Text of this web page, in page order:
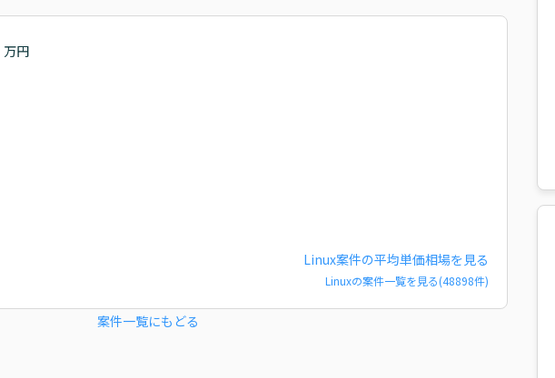
万円
Linux案件の平均単価相場を見る
Linuxの案件一覧を見る(48898件)
案件一覧にもどる